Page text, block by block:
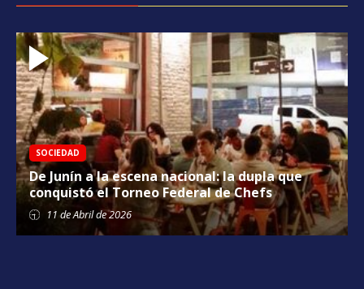
SOCIEDAD
De Junín a la escena nacional: la dupla que
conquistó el Torneo Federal de Chefs
11 deAbrilde 2026